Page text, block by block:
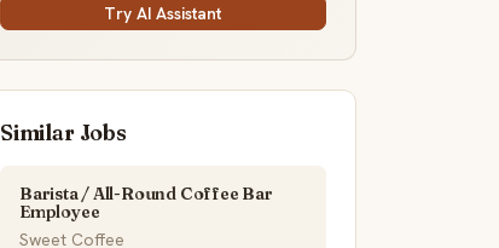
Try AI Assistant
Similar Jobs
Barista / All-Round Coffee Bar
Employee
Sweet Coffee